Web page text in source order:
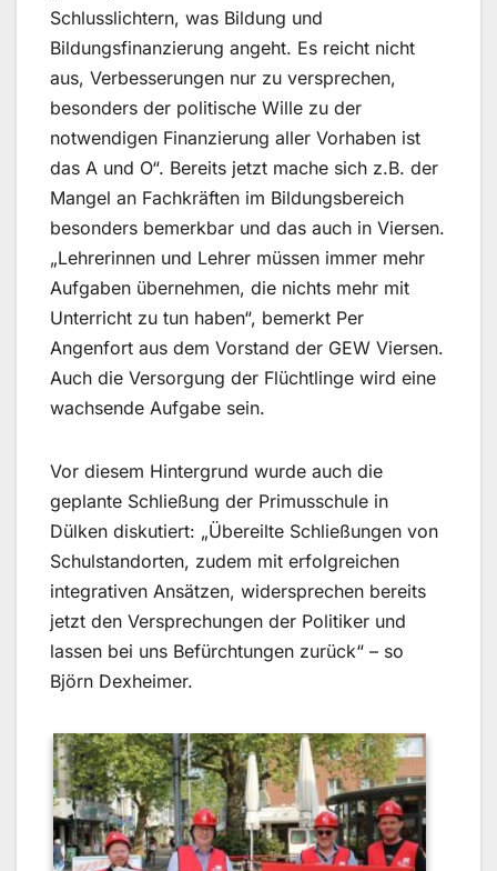
Schlusslichtern, was Bildung und
Bildungsfinanzierung angeht. Es reicht nicht
aus, Verbesserungen nur zu versprechen,
besonders der politische Wille zu der
notwendigen Finanzierung aller Vorhaben ist
das A und O“. Bereits jetzt mache sich z.B. der
Mangel an Fachkräften im Bildungsbereich
besonders bemerkbar und das auch in Viersen.
„Lehrerinnen und Lehrer müssen immer mehr
Aufgaben übernehmen, die nichts mehr mit
Unterricht zu tun haben“, bemerkt Per
Angenfort aus dem Vorstand der GEW Viersen.
Auch die Versorgung der Flüchtlinge wird eine
wachsende Aufgabe sein.
Vor diesem Hintergrund wurde auch die
geplante Schließung der Primusschule in
Dülken diskutiert: „Übereilte Schließungen von
Schulstandorten, zudem mit erfolgreichen
integrativen Ansätzen, widersprechen bereits
jetzt den Versprechungen der Politiker und
lassen bei uns Befürchtungen zurück“ – so
Björn Dexheimer.